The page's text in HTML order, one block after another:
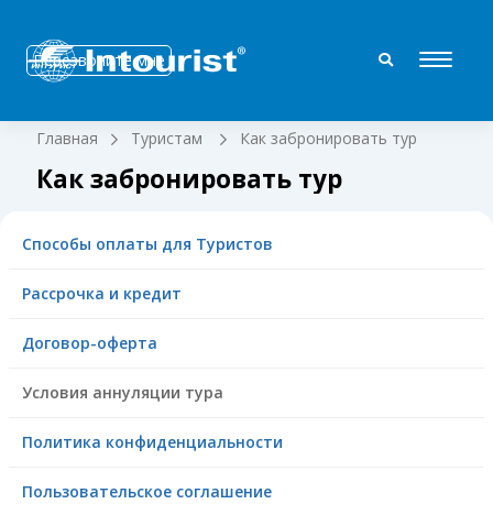
Перезвоните мне
Главная Туристам Как забронировать тур
Как забронировать тур
Способы оплаты для Туристов
Рассрочка и кредит
Договор-оферта
Условия аннуляции тура
Политика конфиденциальности
Пользовательское соглашение